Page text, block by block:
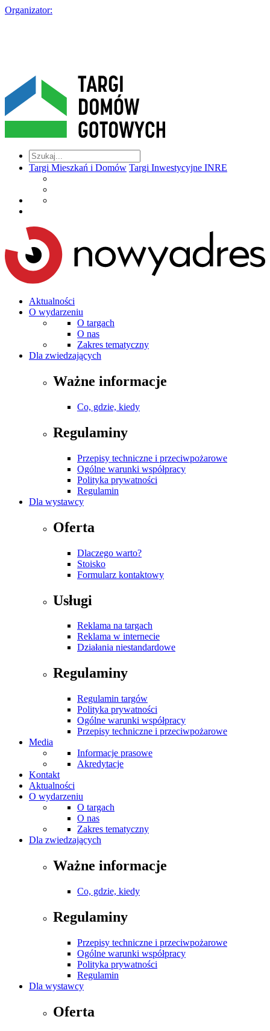
Organizator:
Targi Mieszkań i Domów Targi Inwestycyjne INRE
Aktualności
O wydarzeniu
O targach
O nas
Zakres tematyczny
Dla zwiedzających
Ważne informacje
Co, gdzie, kiedy
Regulaminy
Przepisy techniczne i przeciwpożarowe
Ogólne warunki współpracy
Polityka prywatności
Regulamin
Dla wystawcy
Oferta
Dlaczego warto?
Stoisko
Formularz kontaktowy
Usługi
Reklama na targach
Reklama w internecie
Działania niestandardowe
Regulaminy
Regulamin targów
Polityka prywatności
Ogólne warunki współpracy
Przepisy techniczne i przeciwpożarowe
Media
Informacje prasowe
Akredytacje
Kontakt
Aktualności
O wydarzeniu
O targach
O nas
Zakres tematyczny
Dla zwiedzających
Ważne informacje
Co, gdzie, kiedy
Regulaminy
Przepisy techniczne i przeciwpożarowe
Ogólne warunki współpracy
Polityka prywatności
Regulamin
Dla wystawcy
Oferta